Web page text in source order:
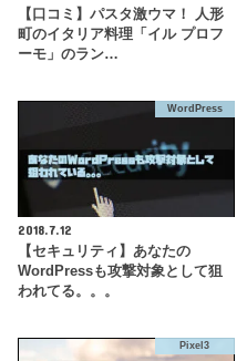
【口コミ】パスタ激ウマ！ 人形
町のイタリア料理「イル プロフ
ーモ」のラン…
WordPress
2018.7.12
【セキュリティ】あなたの
WordPressも攻撃対象として狙
われてる。。。
Pixel3